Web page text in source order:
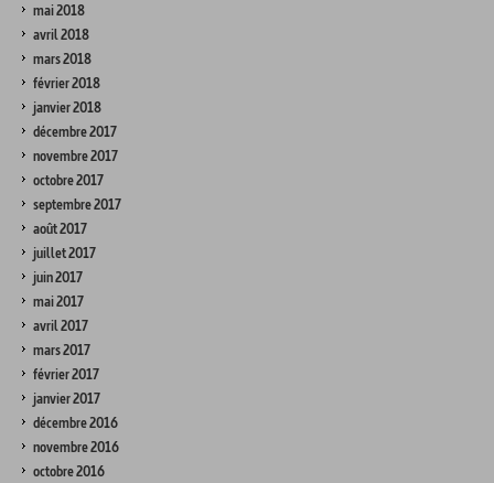
mai 2018
avril 2018
mars 2018
février 2018
janvier 2018
décembre 2017
novembre 2017
octobre 2017
septembre 2017
août 2017
juillet 2017
juin 2017
mai 2017
avril 2017
mars 2017
février 2017
janvier 2017
décembre 2016
novembre 2016
octobre 2016